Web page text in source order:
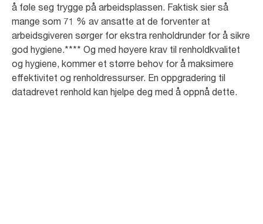
å føle seg trygge på arbeidsplassen. Faktisk sier så
mange som 71 % av ansatte at de forventer at
arbeidsgiveren sørger for ekstra renholdrunder for å sikre
god hygiene.**** Og med høyere krav til renholdkvalitet
og hygiene, kommer et større behov for å maksimere
effektivitet og renholdressurser. En oppgradering til
datadrevet renhold kan hjelpe deg med å oppnå dette.